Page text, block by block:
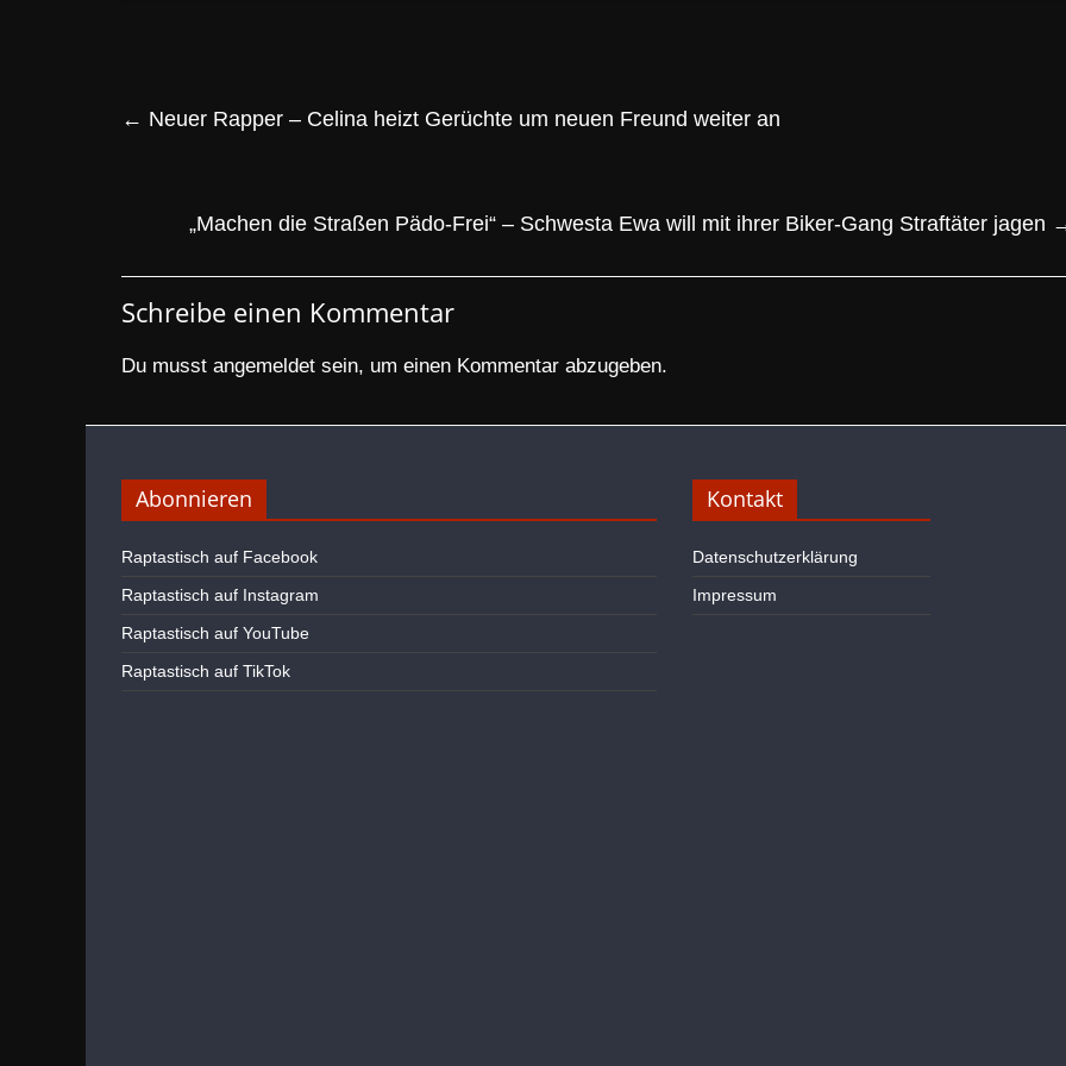
← Neuer Rapper – Celina heizt Gerüchte um neuen Freund weiter an
„Machen die Straßen Pädo-Frei“ – Schwesta Ewa will mit ihrer Biker-Gang Straftäter jagen
Schreibe einen Kommentar
Du musst angemeldet sein, um einen Kommentar abzugeben.
Abonnieren
Raptastisch auf Facebook
Raptastisch auf Instagram
Raptastisch auf YouTube
Raptastisch auf TikTok
Kontakt
Datenschutzerklärung
Impressum